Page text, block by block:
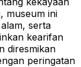
museum ini
serta
kearifan
diresmikan
peringatan